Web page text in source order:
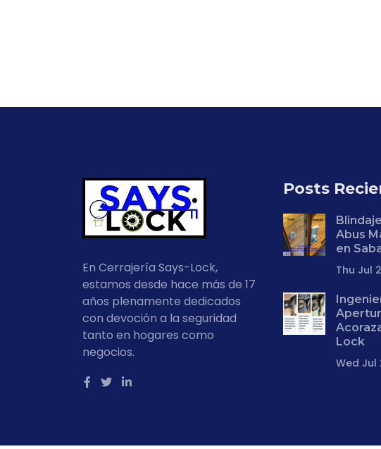
En Cerrajería Says-Lock,
estamos desde hace más de 17
años plenamente dedicados
con devoción a la seguridad
tanto en hogares como
negocios.
Posts
Abus
en
Thu Jul
Lock
Wed Jul